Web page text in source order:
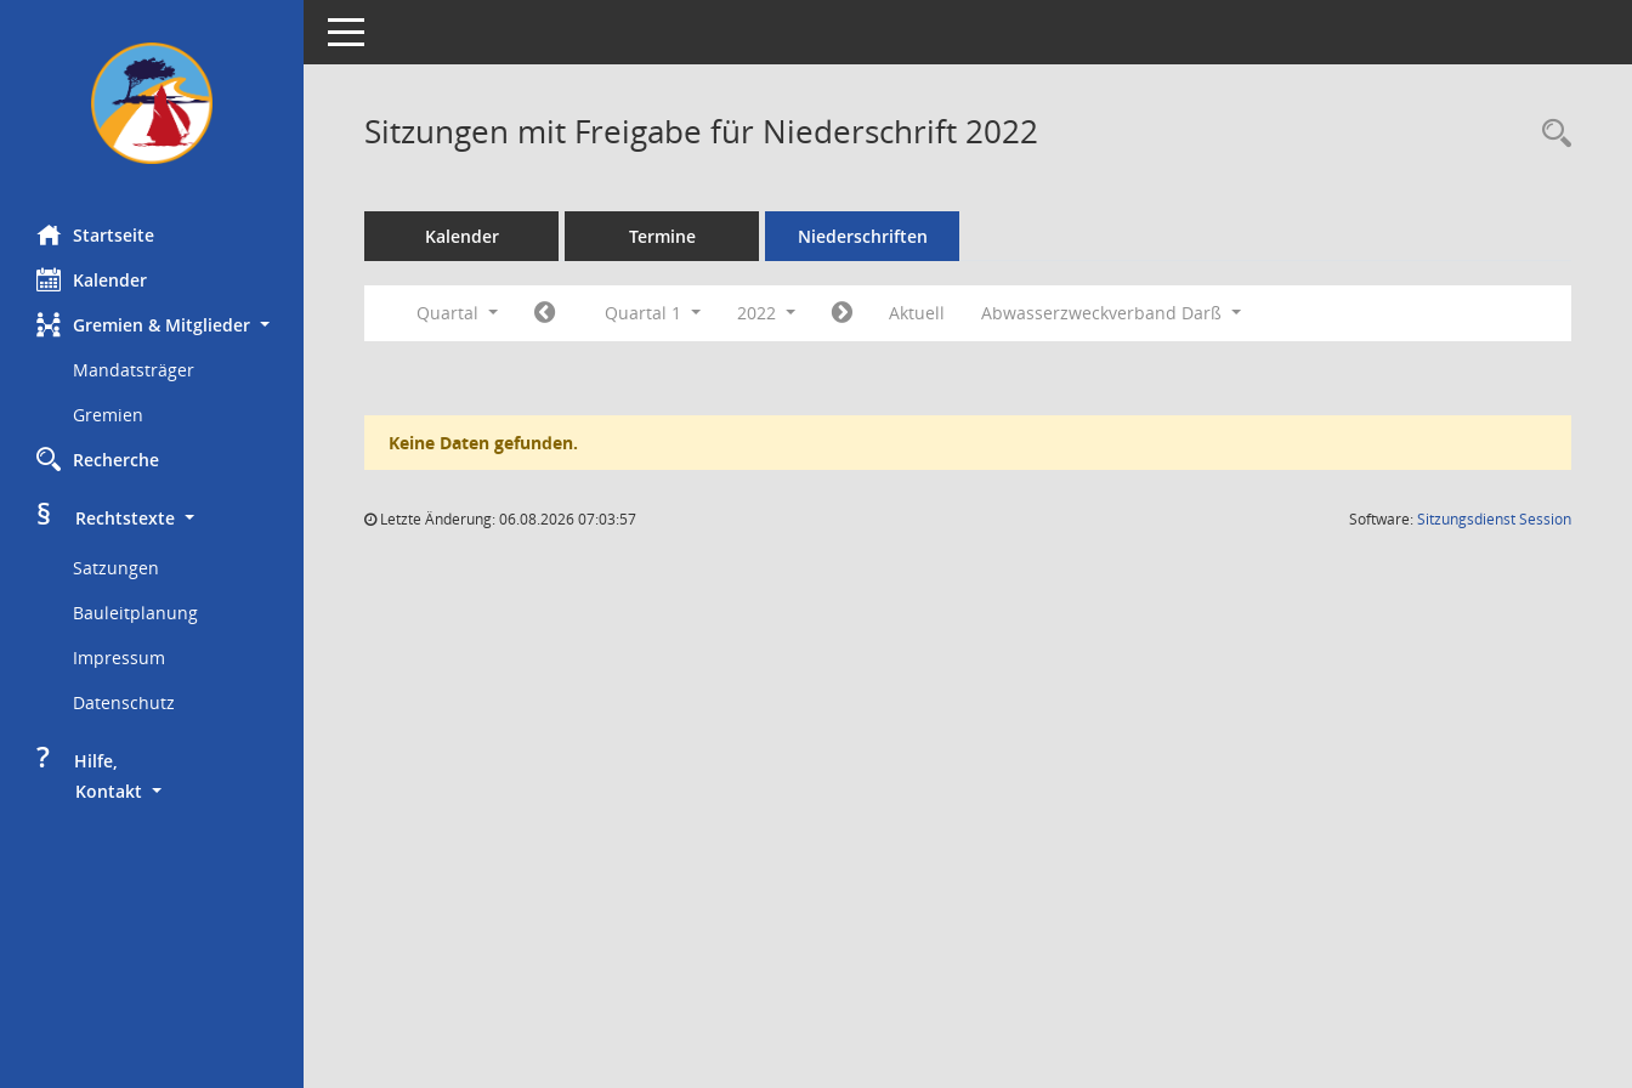
Startseite
Kalender
Gremien & Mitglieder
Mandatsträger
Gremien
Recherche
§
     Rechtstexte
Satzungen
Bauleitplanung
Impressum
Datenschutz
?
     Hilfe,
Kontakt
Toggle navigation
Sitzungen mit Freigabe für Niederschrift 2022
Kalender Termine Niederschriften
Quartal Quartal 1 2022 Aktuell Abwasserzweckverband Darß
Keine Daten gefunden.
Letzte Änderung: 06.08.2026 07:03:57 Software:SitzungsdienstSession(Wird in